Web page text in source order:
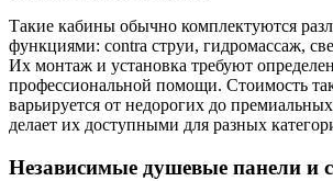
Такие кабины обычно комплектуются
функциями: contra струи, гидромассаж,
Их монтаж и установка требуют
профессиональной помощи. Стоимость
варьируется от недорогих до
делает их доступными для разных
Независимые душевые панели и